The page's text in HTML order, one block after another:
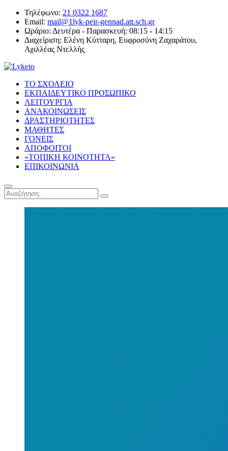
Τηλέφωνο: 21 0322 1687
Email: mail@1lyk-peir-gennad.att.sch.gr
Ωράριο: Δευτέρα - Παρασκευή: 08:15 - 14:15
Διαχείριση: Ελένη Κύτταρη, Ευφροσύνη Ζαχαράτου,
Αχιλλέας Ντελλής
ΤΟ ΣΧΟΛΕΙΟ
ΕΚΠΑΙΔΕΥΤΙΚΟ ΠΡΟΣΩΠΙΚΟ
ΛΕΙΤΟΥΡΓΙΑ
ΑΝΑΚΟΙΝΩΣΕΙΣ
ΔΡΑΣΤΗΡΙΟΤΗΤΕΣ
ΜΑΘΗΤΕΣ
ΓΟΝΕΙΣ
ΑΠΟΦΟΙΤΟΙ
«ΤΟΠΙΚΗ ΚΟΙΝΟΤΗΤΑ»
ΕΠΙΚΟΙΝΩΝΙΑ